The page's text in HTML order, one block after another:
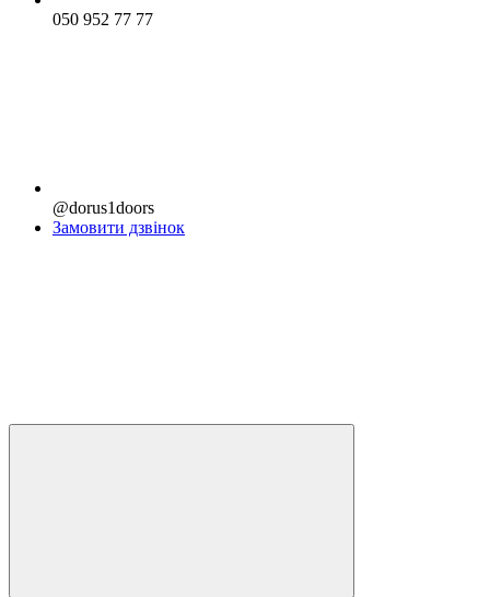
050 952 77 77
@dorus1doors
Замовити дзвінок